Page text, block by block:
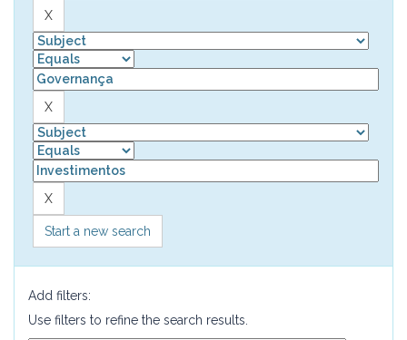
Start a new search
Add filters:
Use filters to refine the search results.